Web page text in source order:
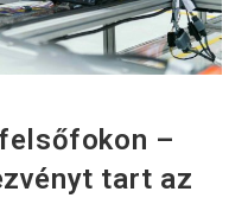
–
tart az